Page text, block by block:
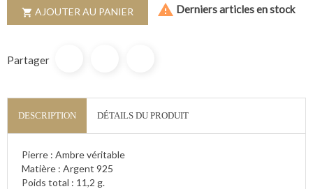
 AJOUTER AU PANIER  Derniers articles en stock
Partager
DESCRIPTION DÉTAILS DU PRODUIT
Pierre : Ambre véritable
Matière : Argent 925
Poids total : 11,2 g.